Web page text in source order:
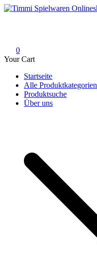
Skip
0
Your Cart
Startseite
Alle Produktkategorien
Produktsuche
Über uns